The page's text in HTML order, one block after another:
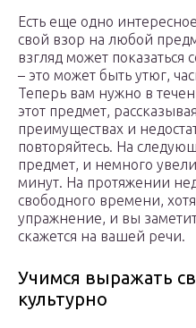
Есть еще одно
свой взор на любой
взгляд может
– это может быть утюг,
Теперь вам нужно в
этот предмет,
преимуществах и
повторяйтесь. На
предмет, и немного
минут. На протяжении
свободного времени,
упражнение, и вы
скажется на вашей речи.
Учимся выражать
культурно